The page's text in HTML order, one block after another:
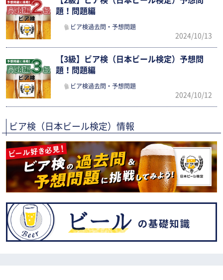
題！問題編
ビア検過去問・予想問題
2024/10/13
【3級】ビア検（日本ビール検定）予想問
題！問題編
ビア検過去問・予想問題
2024/10/12
ビア検（日本ビール検定）情報